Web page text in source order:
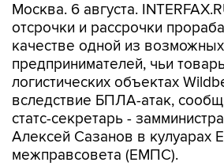
Москва. 6 августа.
отсрочки и рассрочки
качестве одной из
предпринимателей, чьи
логистических объектах
вследствие БПЛА-атак,
статс-секретарь -
Алексей Сазанов в кулуарах
межправсовета (ЕМПС).